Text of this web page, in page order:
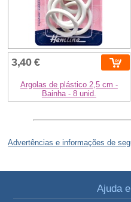
3,40 €
Argolas de plástico 2,5 cm -
Bainha - 8 unid.
Advertências e informações de
Ajuda